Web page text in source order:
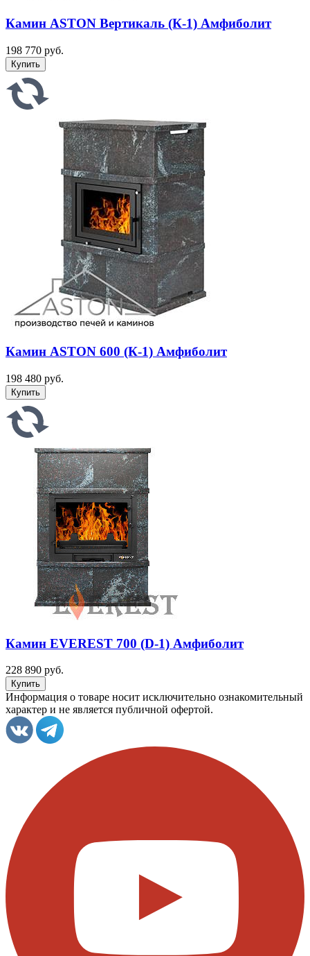
Камин ASTON Вертикаль (К-1) Амфиболит
198 770 руб.
Камин ASTON 600 (К-1) Амфиболит
198 480 руб.
Камин EVEREST 700 (D-1) Амфиболит
228 890 руб.
Информация о товаре носит исключительно ознакомительный
характер и не является публичной офертой.